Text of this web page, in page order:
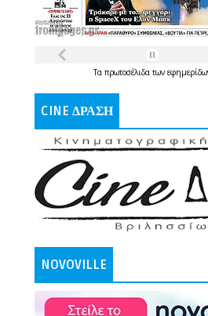
Τα πρωτοσέλιδατων
CINE ΔΡΑΣΗ
NOVOVILLE